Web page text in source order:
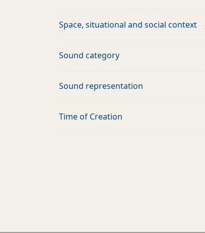
Space, situational and social context
Sound category
Sound representation
Time of Creation